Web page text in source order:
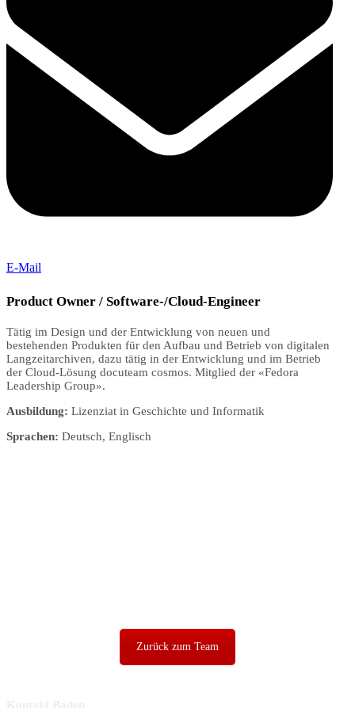
E-Mail
Product Owner / Software-/Cloud-Engineer
Tätig im Design und der Entwicklung von neuen und
bestehenden Produkten für den Aufbau und Betrieb von digitalen
Langzeitarchiven, dazu tätig in der Entwicklung und im Betrieb
der Cloud-Lösung docuteam cosmos. Mitglied der «Fedora
Leadership Group».
Ausbildung: Lizenziat in Geschichte und Informatik
Sprachen: Deutsch, Englisch
Zurück zum Team